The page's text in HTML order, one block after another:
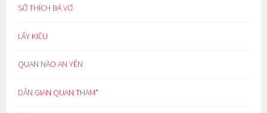
SỞ THÍCH BÁ VƠ
LẨY KIỀU
QUAN NÀO AN YÊN
DÂN GIAN QUAN THAM*